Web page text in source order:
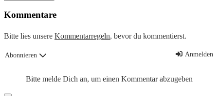
Kommentare
Bitte lies unsere Kommentarregeln, bevor du kommentierst.
Abonnieren Anmelden
Bitte melde Dich an, um einen Kommentar abzugeben